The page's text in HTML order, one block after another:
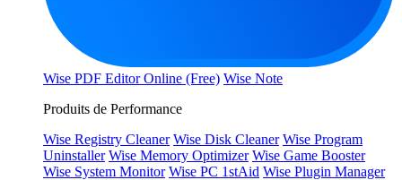
Wise PDF Editor Online (Free) Wise Note
Produits de Performance
Wise Registry Cleaner Wise Disk Cleaner Wise Program
Uninstaller Wise Memory Optimizer Wise Game Booster
Wise System Monitor Wise PC 1stAid Wise Plugin Manager